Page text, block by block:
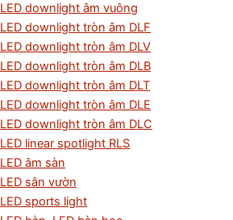
downlight âm vuông
downlight tròn âm DLF
downlight tròn âm DLV
downlight tròn âm DLB
downlight tròn âm DLT
downlight tròn âm DLE
downlight tròn âm DLC
linear spotlight RLS
âm sàn
sân vườn
sports light